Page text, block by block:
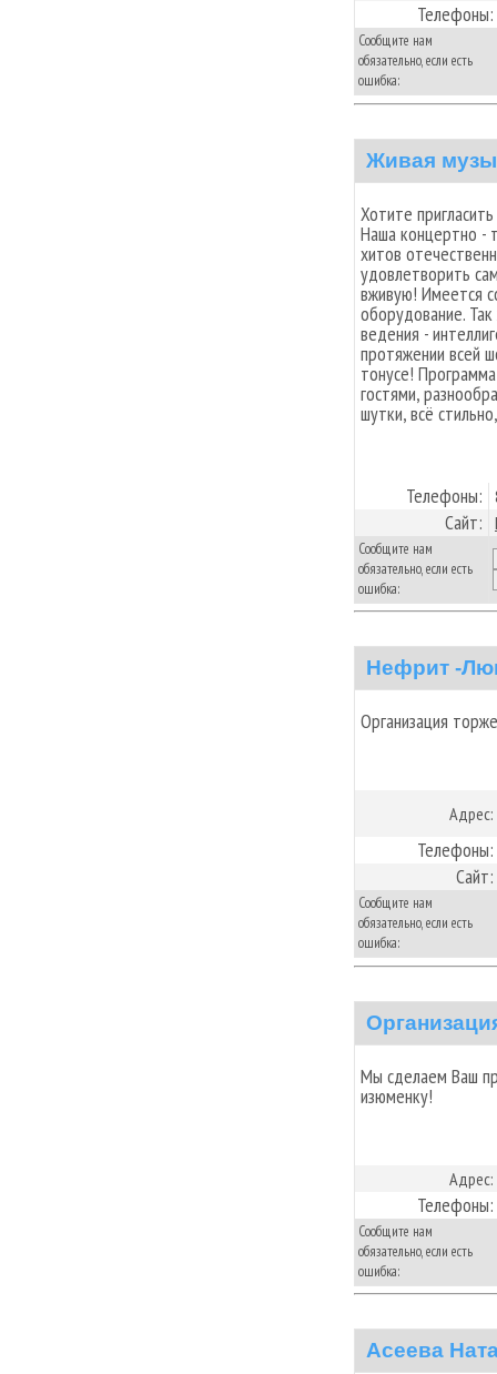
Телефоны:
Сообщите нам
обязательно, если есть
ошибка:
Живая
Хотите
Наша концертно -
хитов
удовлетворить
вживую! Имеется
оборудование.
ведения -
протяжении всей
тонусе!
гостями,
шутки, всё
Телефоны:
Сайт:
Сообщите нам
обязательно, если есть
ошибка:
Нефрит -
Организация
Адрес:
Телефоны:
Сайт:
Сообщите нам
обязательно, если есть
ошибка:
Мы сделаем Ваш
изюменку!
Адрес:
Телефоны:
Сообщите нам
обязательно, если есть
ошибка:
Асеева